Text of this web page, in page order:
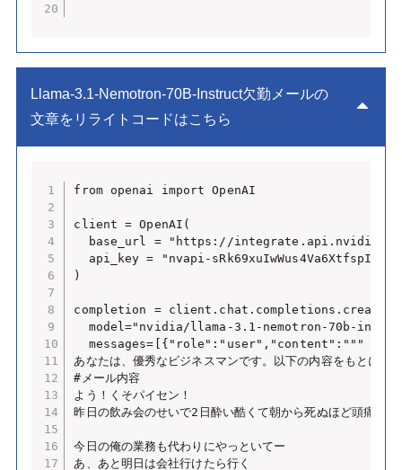
Llama-3.1-Nemotron-70B-Instruct欠勤メールの
文章をリライトコードはこちら
from openai import OpenAI
client = OpenAI(
base_url = "https://
api_key = "nvapi-
)
completion = client.chat.completions.create(
model="nvidia/llama-3.1-nemotron-70b-
  messages=[{"role":"user","content":"""
あなたは、優秀なビジネスマンです。以下の内容をもとに、
#メール内容
よう！くそパイセン！
昨日の飲み会のせいで2日酔い酷くて朝から死ぬほど頭痛い
今日の俺の業務も代わりにやっといてー
あ、あと明日は会社行けたら行く